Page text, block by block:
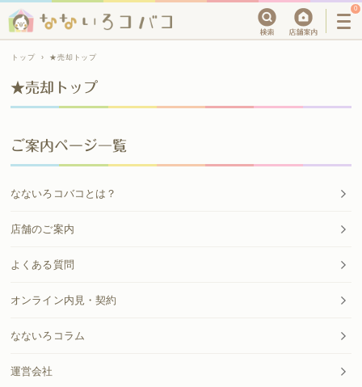
0
トップ › ★売却トップ
★売却トップ
ご案内ページ一覧
なないろコバコとは？
店舗のご案内
よくある質問
オンライン内見・契約
なないろコラム
運営会社